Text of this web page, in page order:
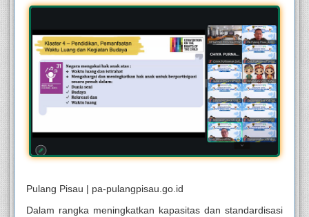
Pulang Pisau | pa-pulangpisau.go.id
Dalam rangka meningkatkan kapasitas dan standardisasi